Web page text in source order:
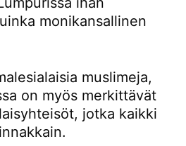
monikansallinen
muslimeja,
on myös merkittävät
jotka kaikki